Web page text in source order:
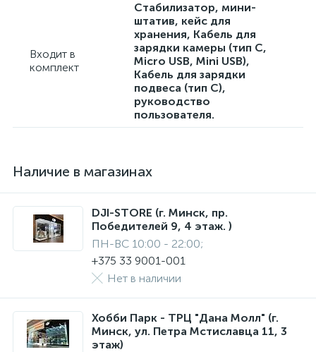
Входит в
комплект
Стабилизатор, мини-
штатив, кейс для
хранения, Кабель для
зарядки камеры (тип C,
Micro USB, Mini USB),
Кабель для зарядки
подвеса (тип C),
руководство
пользователя.
Наличие в магазинах
DJI-STORE (г. Минск, пр.
Победителей 9, 4 этаж. )
ПН-ВС 10:00 - 22:00;
+375 33 9001-001
Нет в наличии
Хобби Парк - ТРЦ "Дана Молл" (г.
Минск, ул. Петра Мстиславца 11, 3
этаж)